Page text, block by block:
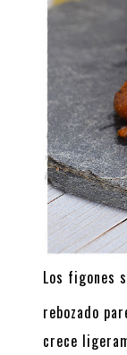
Los figones
rebozado
crece